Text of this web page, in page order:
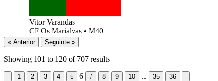
Vitor Varandas
CF Os Marialvas • M40
« Anterior Seguinte »
Showing 101 to 120 of 707 results
1 2 3 4 5 6 7 8 9 10 ... 35 36